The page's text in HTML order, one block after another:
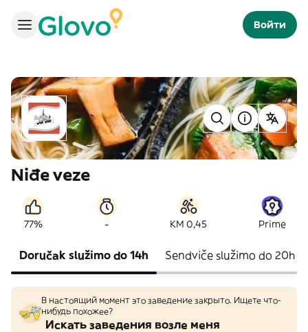
Войти
Niđe veze
77% - KM 0,45 Prime
Doručak služimo do 14h Sendviče služimo do 20h
В настоящий момент это заведение закрыто. Ищете что-
нибудь похожее?
Искать заведения возле меня